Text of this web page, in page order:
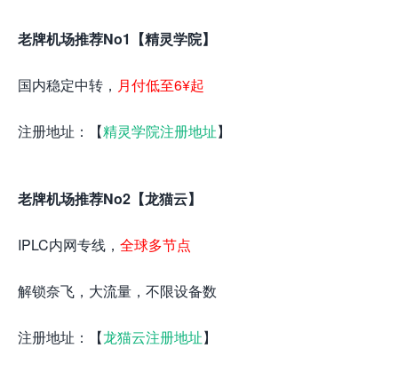
老牌机场推荐No1【精灵学院】
国内稳定中转， 月付低至6¥起
注册地址：【精灵学院注册地址】
老牌机场推荐No2【龙猫云】
IPLC内网专线， 全球多节点
解锁奈飞，大流量，不限设备数
注册地址：【龙猫云注册地址】